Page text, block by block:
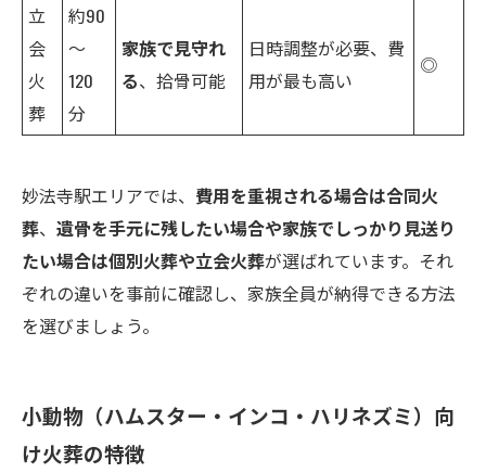
立
会
火
葬
約90
～
120
分
家族で見守れ
る、拾骨可能
日時調整が必要、費
用が最も高い
◎
妙法寺駅エリアでは、 費用を重視される場合は合同火
葬、 遺骨を手元に残したい場合や家族でしっかり見送り
たい場合は個別火葬や立会火葬が選ばれています。それ
ぞれの違いを事前に確認し、家族全員が納得できる方法
を選びましょう。
小動物（ハムスター・インコ・ハリネズミ）向
け火葬の特徴